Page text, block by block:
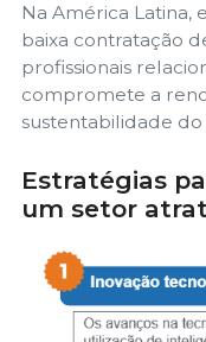
Na América Latina,
baixa contratação
profissionais
compromete a
sustentabilidade do
Estratégias
um setor